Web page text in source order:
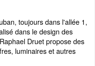
toujours dans l'allée 1,
dans le design des
Druet propose des
luminaires et autres